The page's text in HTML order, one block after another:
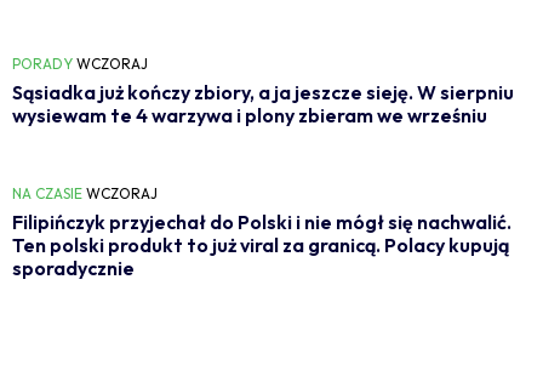
PORADY WCZORAJ
Sąsiadka już kończy zbiory, a ja jeszcze sieję. W sierpniu
wysiewam te 4 warzywa i plony zbieram we wrześniu
NA CZASIE WCZORAJ
Filipińczyk przyjechał do Polski i nie mógł się nachwalić.
Ten polski produkt to już viral za granicą. Polacy kupują
sporadycznie